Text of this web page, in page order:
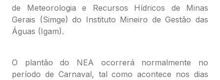
de Meteorologia e Recursos Hídricos de Minas
Gerais (Simge) do Instituto Mineiro de Gestão das
Águas (Igam).
O plantão do NEA ocorrerá normalmente no
período de Carnaval, tal como acontece nos dias